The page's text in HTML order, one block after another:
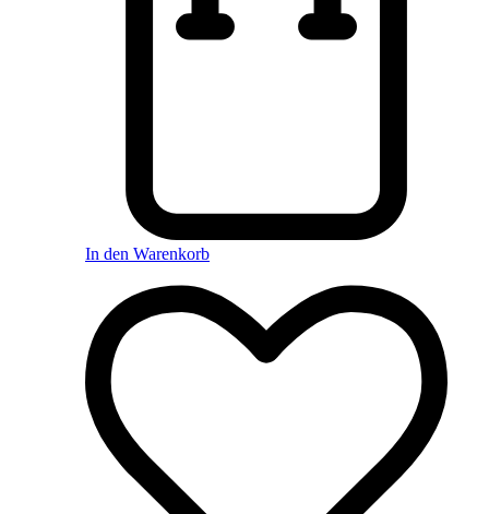
In den Warenkorb